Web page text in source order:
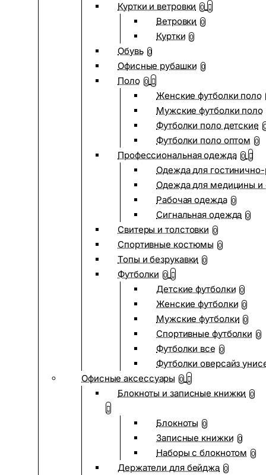
Куртки и ветровки 0
Ветровки 0
Куртки 0
Обувь 0
Офисные рубашки 0
Поло 0
Женские футболки поло
Мужские футболки поло
Футболки поло детские
Футболки поло оптом 0
Профессиональная одежда 0
Одежда для
Одежда для медицины и
Рабочая одежда 0
Сигнальная одежда 0
Свитеры и толстовки 0
Спортивные костюмы 0
Топы и безрукавки 0
Футболки 0
Детские футболки 0
Женские футболки 0
Мужские футболки 0
Спортивные футболки 0
Футболки все 0
Футболки оверсайз
Офисные аксессуары 0
Блокноты и записные книжки 0
Блокноты 0
Записные книжки 0
Наборы с блокнотом 0
Держатели для бейджа 0